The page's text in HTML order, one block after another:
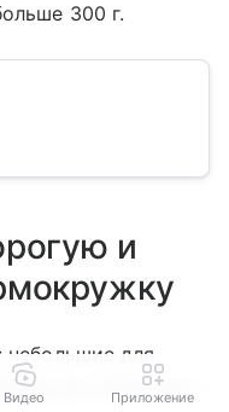
300 г.
и
для
других напитков, с
Видео Приложение